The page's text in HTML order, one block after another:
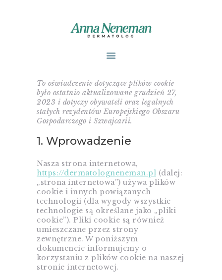
PUBLIKACJE
ZABIEGI
O MNIE
GABINETY
WPISY
To oświadczenie dotyczące plików cookie
było ostatnio aktualizowane grudzień 27,
2023 i dotyczy obywateli oraz legalnych
stałych rezydentów Europejskiego Obszaru
Gospodarczego i Szwajcarii.
1. Wprowadzenie
Nasza strona internetowa,
https://dermatologneneman.pl (dalej:
„strona internetowa”) używa plików
cookie i innych powiązanych
technologii (dla wygody wszystkie
technologie są określane jako „pliki
cookie”). Pliki cookie są również
umieszczane przez strony
zewnętrzne. W poniższym
dokumencie informujemy o
korzystaniu z plików cookie na naszej
stronie internetowej.